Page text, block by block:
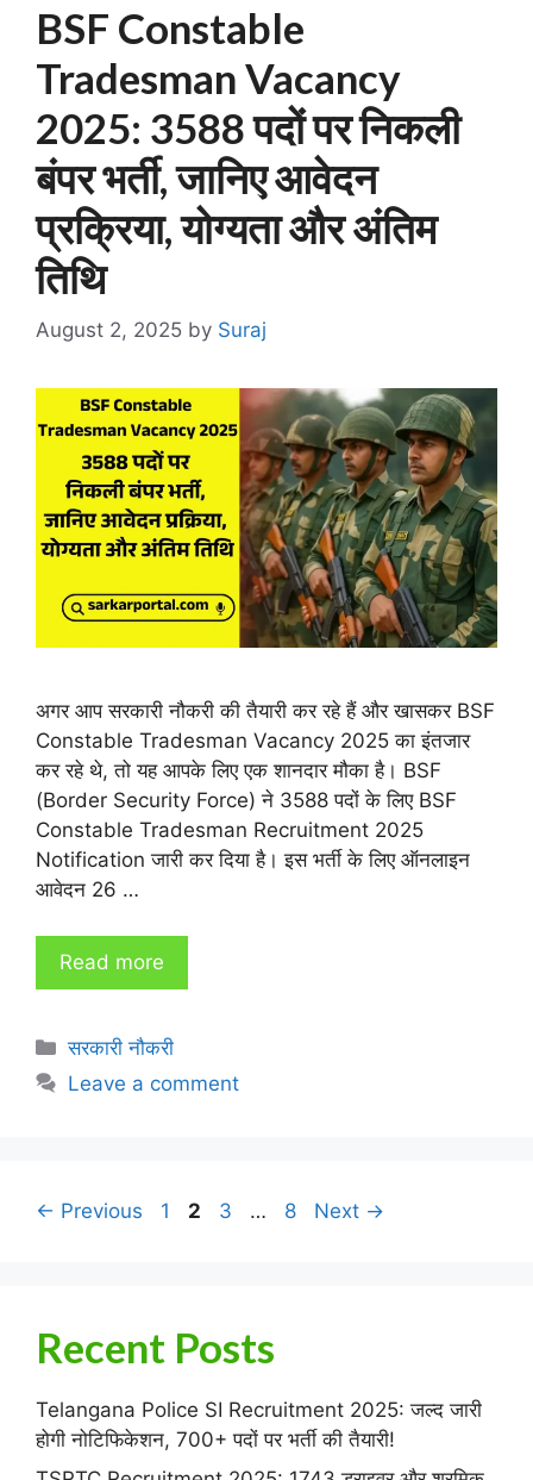
BSF Constable
Tradesman Vacancy
2025: 3588 पदों पर निकली
बंपर भर्ती, जानिए आवेदन
प्रक्रिया, योग्यता और अंतिम
तिथि
August 2, 2025 by Suraj
अगर आप सरकारी नौकरी की तैयारी कर रहे हैं और खासकर BSF
Constable Tradesman Vacancy 2025 का इंतजार
कर रहे थे, तो यह आपके लिए एक शानदार मौका है। BSF
(Border Security Force) ने 3588 पदों के लिए BSF
Constable Tradesman Recruitment 2025
Notification जारी कर दिया है। इस भर्ती के लिए ऑनलाइन
आवेदन 26 …
Read more
Categories
सरकारी नौकरी
Leave a comment
← Previous Page
1 Page
2 Page
3 … Page
8 Next →
Recent Posts
Telangana Police SI Recruitment 2025: जल्द जारी
होगी नोटिफिकेशन, 700+ पदों पर भर्ती की तैयारी!